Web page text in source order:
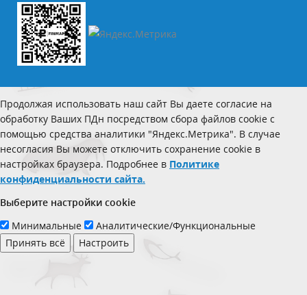
Продолжая использовать наш сайт Вы даете согласие на
обработку Ваших ПДн посредством сбора файлов cookie с
помощью средства аналитики "Яндекс.Метрика". В случае
несогласия Вы можете отключить сохранение cookie в
настройках браузера. Подробнее в Политике
конфиденциальности сайта.
Выберите настройки cookie
Минимальные
Аналитические/Функциональные
Принять всё
Настроить